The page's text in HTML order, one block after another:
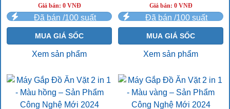
Giá bán: 0 VNĐ
Đã bán /100 suất
MUA GIÁ SỐC
Xem sản phẩm
2024
Giá bán: 0 VNĐ
Đã bán /100 suất
MUA GIÁ SỐC
Xem sản phẩm